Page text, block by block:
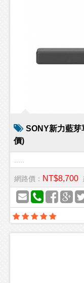
SONY新力藍芽
價)
網路價： NT$8,700